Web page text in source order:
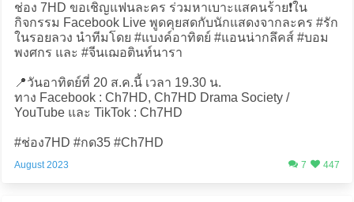
ช่อง 7HD ขอเชิญแฟนละคร ร่วมหาเบาะแสคนร้าย❗ใน
กิจกรรม Facebook Live พูดคุยสดกับนักแสดงจากละคร #รัก
ในรอยลวง นำทีมโดย #แบงค์อาทิตย์ #แอนน่ากลึคส์ #บอม
พงศกร และ #จีนเฌอตินท์นารา
📍วันอาทิตย์ที่ 20 ส.ค.นี้ เวลา 19.30 น.
ทาง Facebook : Ch7HD, Ch7HD Drama Society /
YouTube และ TikTok : Ch7HD
#ช่อง7HD #กด35 #Ch7HD
August 2023 7 447